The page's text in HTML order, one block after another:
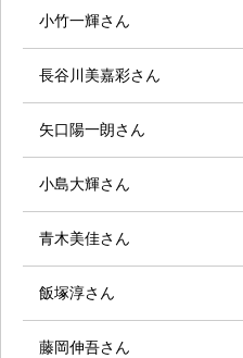
小竹一輝さん
長谷川美嘉彩さん
矢口陽一朗さん
小島大輝さん
青木美佳さん
飯塚淳さん
藤岡伸吾さん